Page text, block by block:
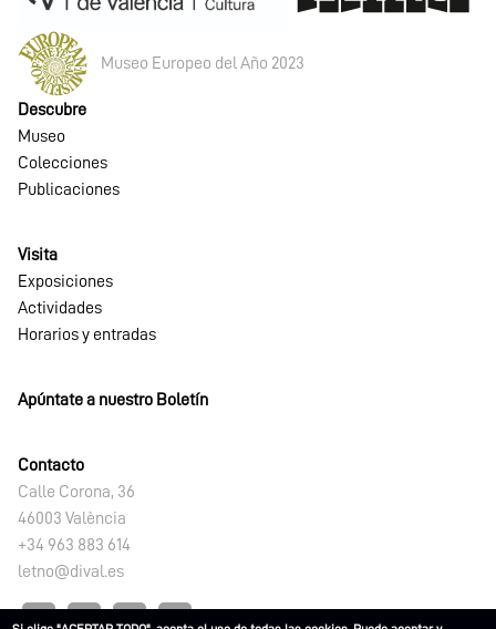
Museo Europeo del Año 2023
Descubre
Museo
Colecciones
Publicaciones
Visita
Exposiciones
Actividades
Horarios y entradas
Apúntate a nuestro Boletín
Contacto
Calle Corona, 36
46003 València
+34 963 883 614
letno@dival.es